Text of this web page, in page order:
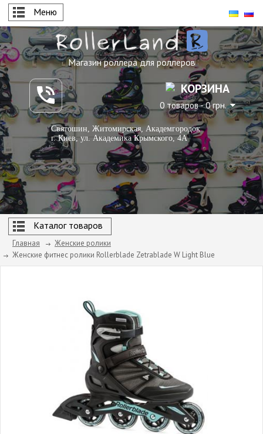
Меню
Магазин роллера для роллеров
КОРЗИНА
0 товаров - 0 грн.
Святошин, Житомирская, Академгородок
г. Киев, ул. Академика Крымского, 4А
Каталог товаров
Главная
Женские ролики
Женские фитнес ролики Rollerblade Zetrablade W Light Blue